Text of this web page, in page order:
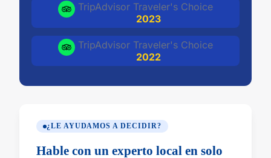
TripAdvisor Traveler's Choice
2023
TripAdvisor Traveler's Choice
2022
¿LE AYUDAMOS A DECIDIR?
Hable con un experto local en solo